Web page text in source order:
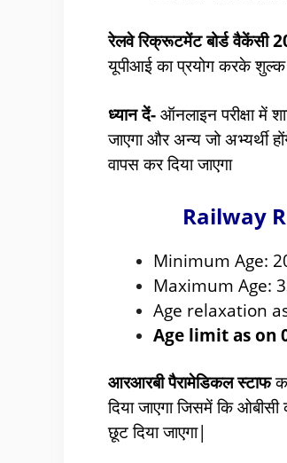
रेलवे रिक्रूटमेंट बोर्ड वैकेंसी
यूपीआई का प्रयोग करके
ध्यान दें- ऑनलाइन परीक्षा में
जाएगा और अन्य जो अभ्यर्थी
वापस कर दिया जाएगा
Railway
Minimum Age:
Maximum Age:
Age relaxation
Age limit as on
आरआरबी पैरामेडिकल स्टाफ
दिया जाएगा जिसमें कि
छूट दिया जाएगा|